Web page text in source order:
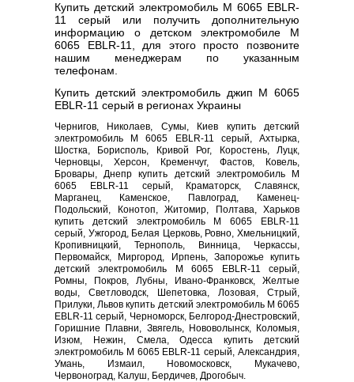
Купить детский электромобиль M 6065 EBLR-
11 серый или получить дополнительную
информацию о детском электромобиле M
6065 EBLR-11, для этого просто позвоните
нашим менеджерам по указанным
телефонам.
Купить детский электромобиль джип M 6065
EBLR-11 серый в регионах Украины
Чернигов, Николаев, Сумы, Киев купить детский
электромобиль M 6065 EBLR-11 серый, Ахтырка,
Шостка, Борисполь, Кривой Рог, Коростень, Луцк,
Черновцы, Херсон, Кременчуг, Фастов, Ковель,
Бровары, Днепр купить детский электромобиль M
6065 EBLR-11 серый, Краматорск, Славянск,
Марганец, Каменское, Павлоград, Каменец-
Подольский, Конотоп, Житомир, Полтава, Харьков
купить детский электромобиль M 6065 EBLR-11
серый, Ужгород, Белая Церковь, Ровно, Хмельницкий,
Кропивницкий, Тернополь, Винница, Черкассы,
Первомайск, Миргород, Ирпень, Запорожье купить
детский электромобиль M 6065 EBLR-11 серый,
Ромны, Покров, Лубны, Ивано-Франковск, Желтые
воды, Светловодск, Шепетовка, Лозовая, Стрый,
Прилуки, Львов купить детский электромобиль M 6065
EBLR-11 серый, Черноморск, Белгород-Днестровский,
Горишние Плавни, Звягель, Нововолынск, Коломыя,
Изюм, Нежин, Смела, Одесса купить детский
электромобиль M 6065 EBLR-11 серый, Александрия,
Умань, Измаил, Новомосковск, Мукачево,
Червоноград, Калуш, Бердичев, Дрогобыч.